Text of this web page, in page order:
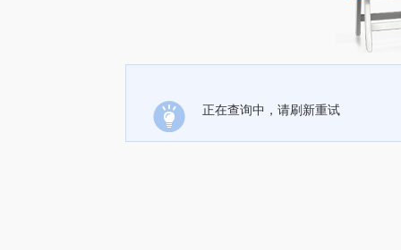
正在查询中，请刷新重试